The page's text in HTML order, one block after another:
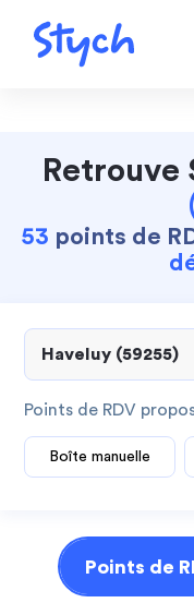
Retrouve
53 points de
Points de RDV
Boîte manuelle
Points de